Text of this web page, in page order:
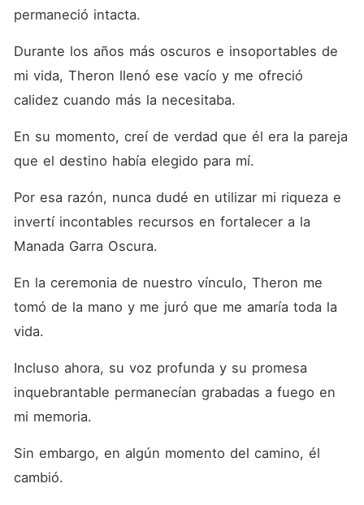
permaneció intacta.
Durante los años más oscuros e insoportables de
mi vida, Theron llenó ese vacío y me ofreció
calidez cuando más la necesitaba.
En su momento, creí de verdad que él era la pareja
que el destino había elegido para mí.
Por esa razón, nunca dudé en utilizar mi riqueza e
invertí incontables recursos en fortalecer a la
Manada Garra Oscura.
En la ceremonia de nuestro vínculo, Theron me
tomó de la mano y me juró que me amaría toda la
vida.
Incluso ahora, su voz profunda y su promesa
inquebrantable permanecían grabadas a fuego en
mi memoria.
Sin embargo, en algún momento del camino, él
cambió.